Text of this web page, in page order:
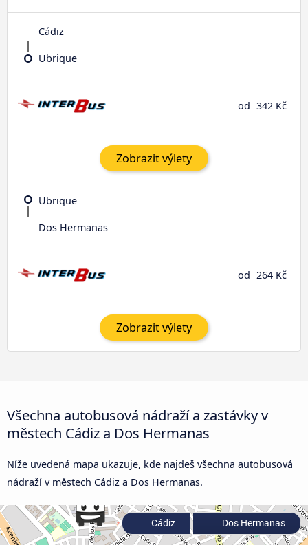
Cádiz
Ubrique
od 342 Kč
Zobrazit výlety
Ubrique
Dos Hermanas
od 264 Kč
Zobrazit výlety
Všechna autobusová nádraží a zastávky v
městech Cádiz a Dos Hermanas
Níže uvedená mapa ukazuje, kde najdeš všechna autobusová
nádraží v městech Cádiz a Dos Hermanas.
Cádiz Dos Hermanas